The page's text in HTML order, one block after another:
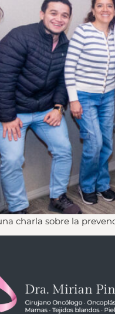
charla sobre la